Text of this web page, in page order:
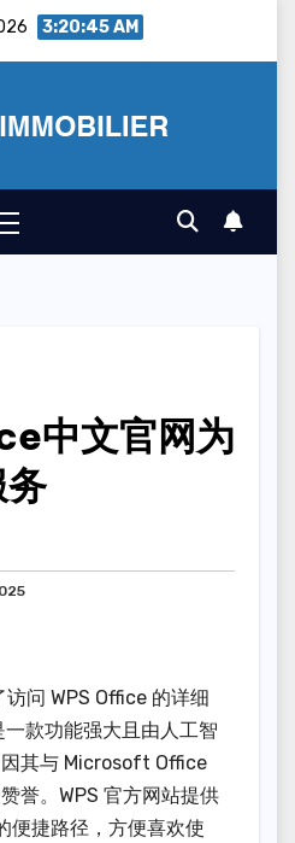
3:20:46 AM
中文官网为
问 WPS Office 的详细
款功能强大且由人工智
其与 Microsoft Office
誉。WPS 官方网站提供
便捷路径，方便喜欢使